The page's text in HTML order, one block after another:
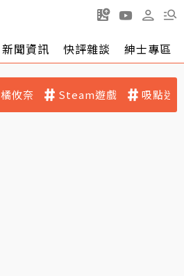
新聞資訊 快評雜談 紳士專區
橘攸奈 Steam遊戲 吸點迷